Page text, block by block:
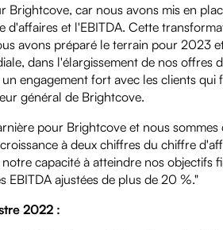
car nous avons mis en
et l'EBITDA. Cette
avons préparé le terrain pour 2023
dans l'élargissement de nos
engagement fort avec les clients
général de Brightcove.
pour Brightcove et nous
à deux chiffres du chiffre
capacité à atteindre nos objectifs
EBITDA ajustées de plus de 20 %."
2022 :